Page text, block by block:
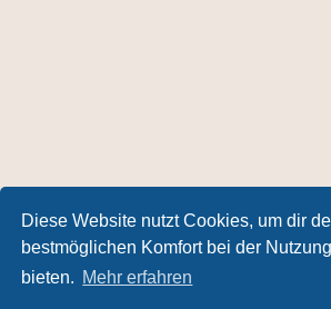
Diese Website nutzt Cookies, um dir
bestmöglichen Komfort bei der
bieten. Mehr erfahren